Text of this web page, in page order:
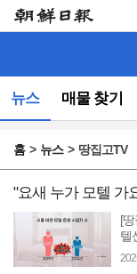
뉴스 매물 찾기
뉴
(컨
영
홈 뉴스 땅집고TV
"요새 누가 모텔 가
[
텔
면